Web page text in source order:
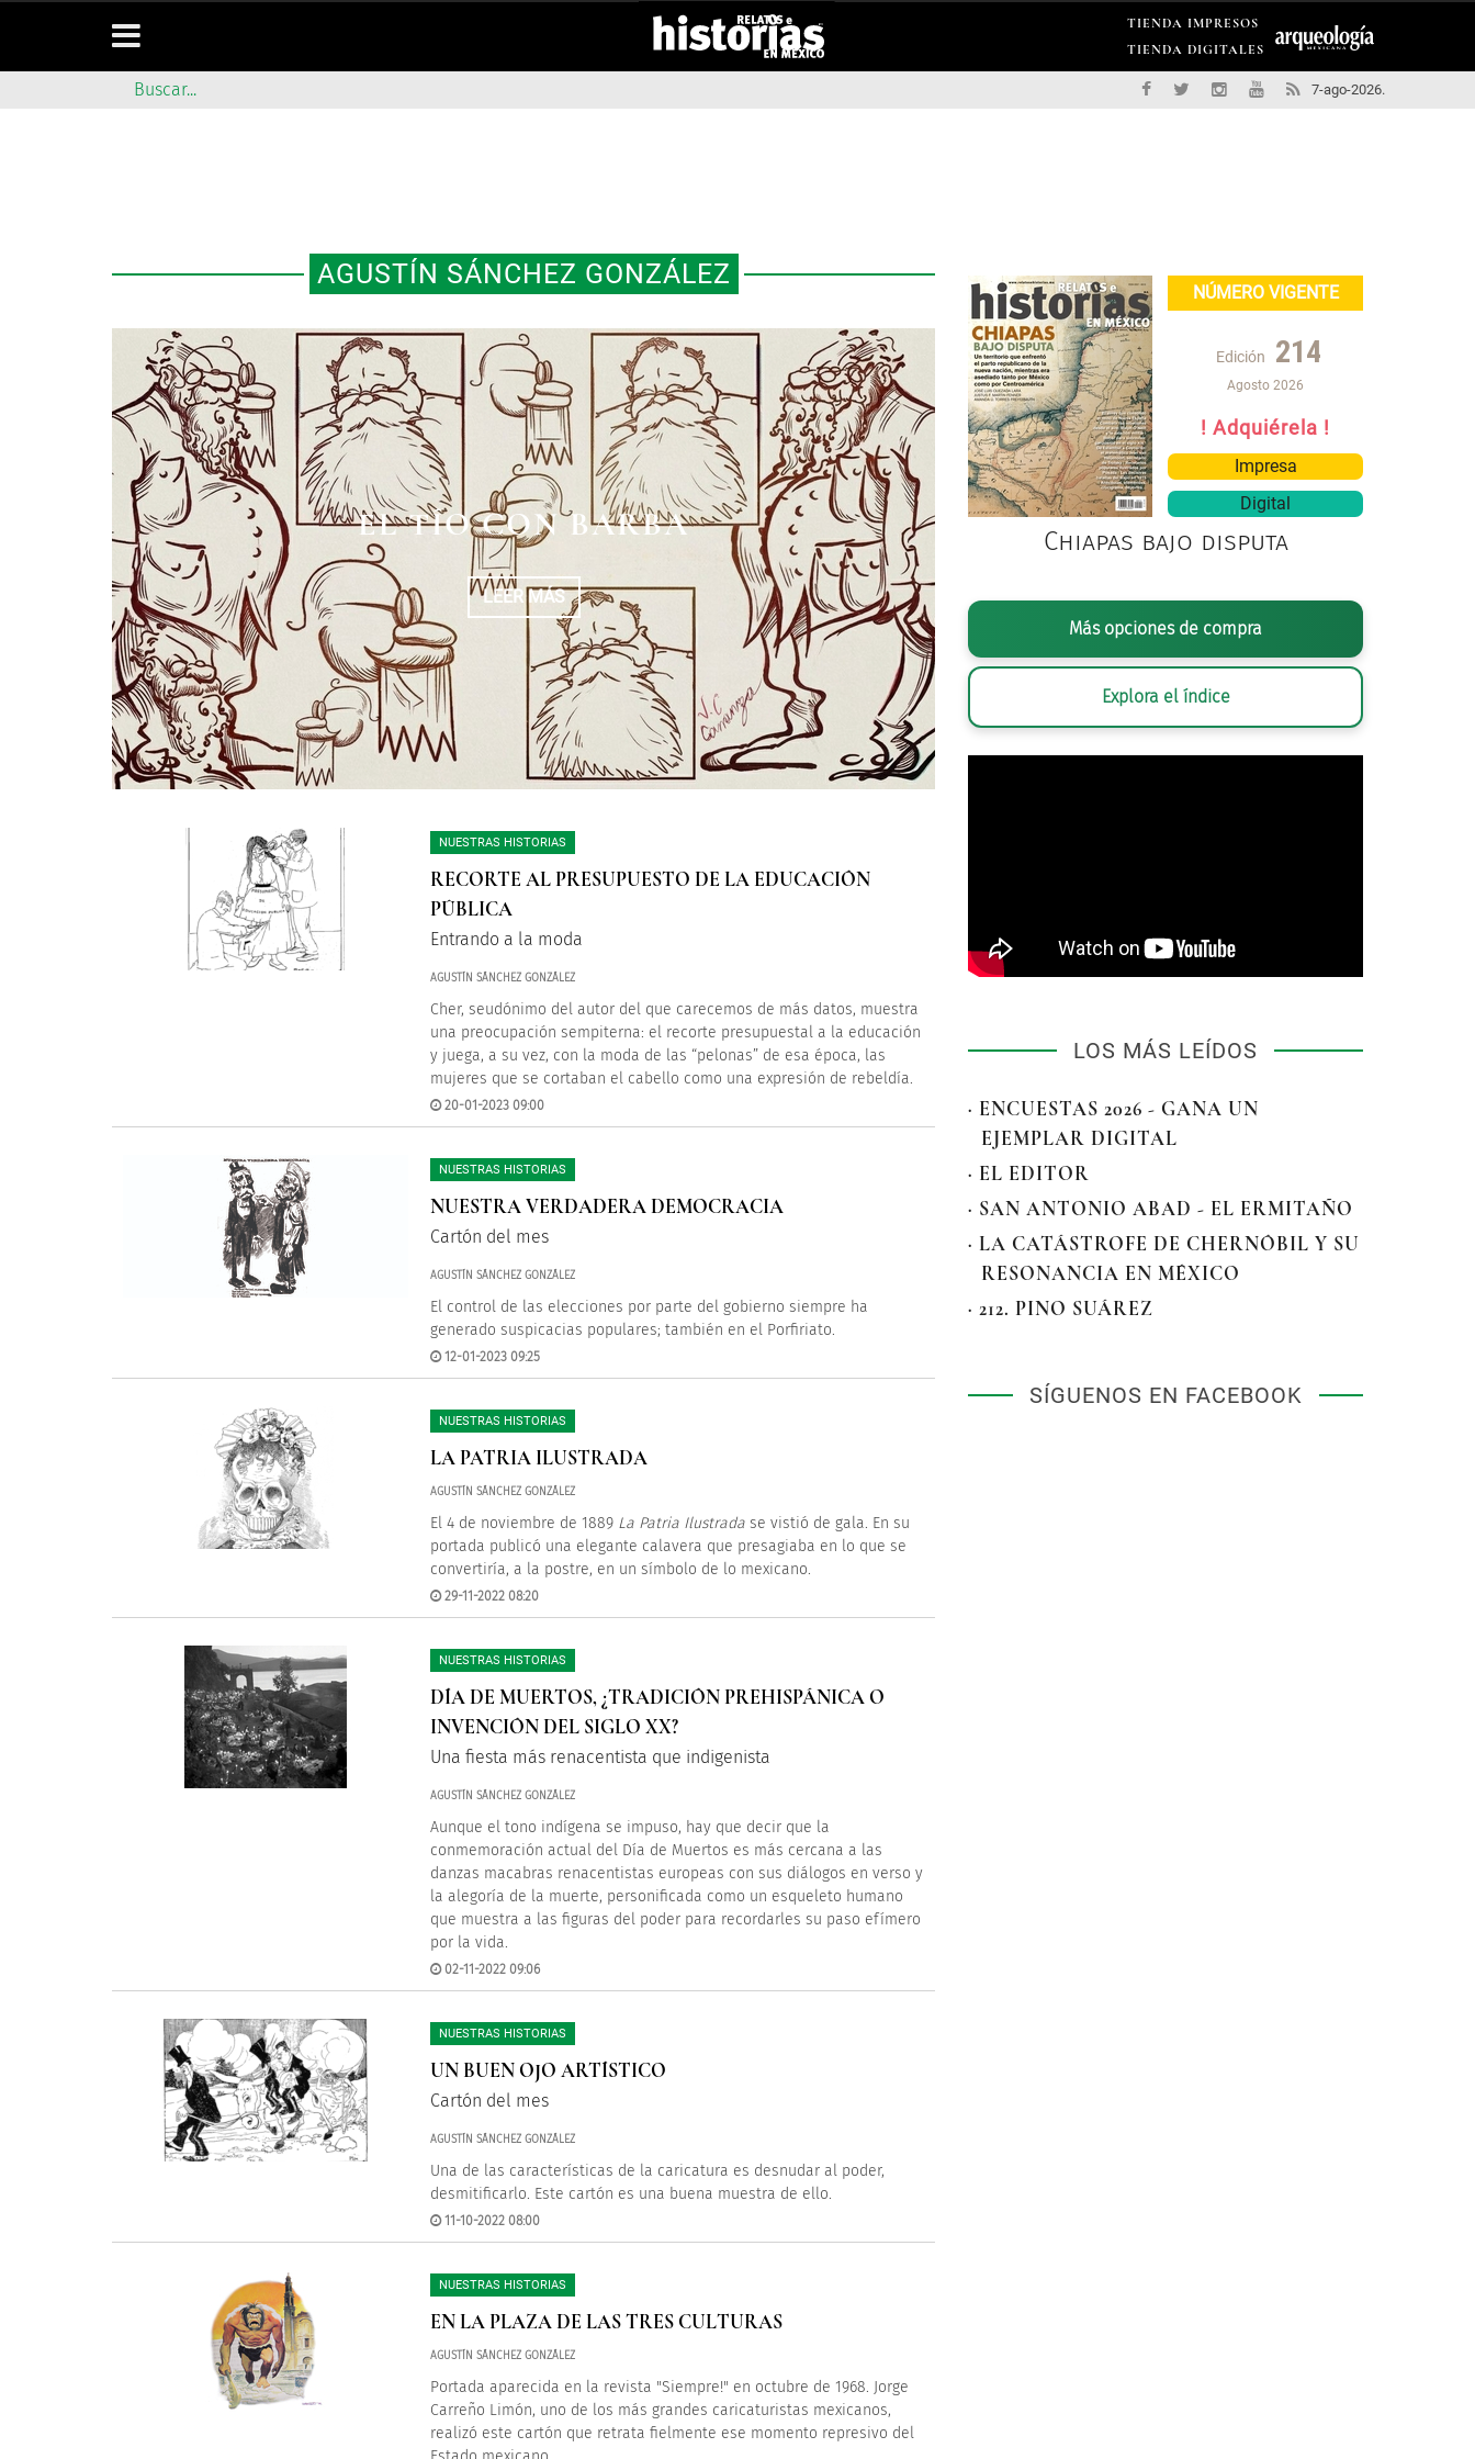
TIENDA IMPRESOS
TIENDA DIGITALES
7-ago-2026.
AGUSTÍN SÁNCHEZ GONZÁLEZ
EL TÍO CON BARBA
LEER MÁS
ENRICO CARUSO EN MÉXICO
LEER MÁS
MUÑECOS EN EL ESCENARIO DEL
MUNDO
LEER MÁS
NUESTRAS HISTORIAS
RECORTE AL PRESUPUESTO DE LA EDUCACIÓN
PÚBLICA
Entrando a la moda
AGUSTÍN SÁNCHEZ GONZÁLEZ
Cher, seudónimo del autor del que carecemos de más datos, muestra
una preocupación sempiterna: el recorte presupuestal a la educación
y juega, a su vez, con la moda de las “pelonas” de esa época, las
mujeres que se cortaban el cabello como una expresión de rebeldía.
20-01-2023 09:00
NUESTRAS HISTORIAS
NUESTRA VERDADERA DEMOCRACIA
Cartón del mes
AGUSTÍN SÁNCHEZ GONZÁLEZ
El control de las elecciones por parte del gobierno siempre ha
generado suspicacias populares; también en el Porfiriato.
12-01-2023 09:25
NUESTRAS HISTORIAS
LA PATRIA ILUSTRADA
AGUSTÍN SÁNCHEZ GONZÁLEZ
El 4 de noviembre de 1889 La Patria Ilustrada se vistió de gala. En su
portada publicó una elegante calavera que presagiaba en lo que se
convertiría, a la postre, en un símbolo de lo mexicano.
29-11-2022 08:20
NUESTRAS HISTORIAS
DÍA DE MUERTOS, ¿TRADICIÓN PREHISPÁNICA O
INVENCIÓN DEL SIGLO XX?
Una fiesta más renacentista que indigenista
AGUSTÍN SÁNCHEZ GONZÁLEZ
Aunque el tono indígena se impuso, hay que decir que la
conmemoración actual del Día de Muertos es más cercana a las
danzas macabras renacentistas europeas con sus diálogos en verso y
la alegoría de la muerte, personificada como un esqueleto humano
que muestra a las figuras del poder para recordarles su paso efímero
por la vida.
02-11-2022 09:06
NUESTRAS HISTORIAS
UN BUEN OJO ARTÍSTICO
Cartón del mes
AGUSTÍN SÁNCHEZ GONZÁLEZ
Una de las características de la caricatura es desnudar al poder,
desmitificarlo. Este cartón es una buena muestra de ello.
11-10-2022 08:00
NUESTRAS HISTORIAS
EN LA PLAZA DE LAS TRES CULTURAS
AGUSTÍN SÁNCHEZ GONZÁLEZ
Portada aparecida en la revista "Siempre!" en octubre de 1968. Jorge
Carreño Limón, uno de los más grandes caricaturistas mexicanos,
realizó este cartón que retrata fielmente ese momento represivo del
NÚMERO VIGENTE
Edición 214
Agosto 2026
! Adquiérela !
Impresa
Digital
Chiapas bajo disputa
Más opciones de compra
Explora el índice
LOS MÁS LEÍDOS
· ENCUESTAS 2026 - GANA UN
EJEMPLAR DIGITAL
· EL EDITOR
· SAN ANTONIO ABAD - EL ERMITAÑO
· LA CATÁSTROFE DE CHERNÓBIL Y SU
RESONANCIA EN MÉXICO
· 212. PINO SUÁREZ
SÍGUENOS EN FACEBOOK